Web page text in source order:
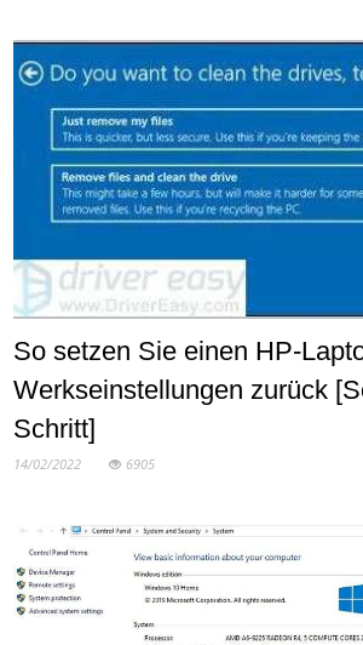
So setzen Sie einen HP-
Werkseinstellungen zurück
Schritt]
14/02/2022 6905